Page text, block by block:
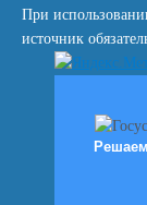
При
источник